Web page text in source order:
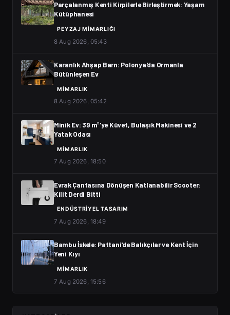
Parçalanmış Kenti Kirpilerle Birleştirmek: Yaşam
Kütüphanesi
PEYZAJ MIMARLIĞI
8 Aug 2026, 05:43
Karanlık Ahşap Barn: Polonya'da Ormanla
Bütünleşen Ev
MIMARLIK
8 Aug 2026, 05:42
Minik Ev: 39 m²'ye Küvet, Bulaşık Makinesi ve 2
Yatak Odası
MIMARLIK
7 Aug 2026, 18:50
Evrak Çantasına Dönüşen Katlanabilir Scooter:
Kilit Derdi Bitti
ENDÜSTRIYEL TASARIM
7 Aug 2026, 18:49
Bambu İskele: Pattani'de Balıkçılar ve Kent İçin
Yeni Kıyı
MIMARLIK
7 Aug 2026, 15:56